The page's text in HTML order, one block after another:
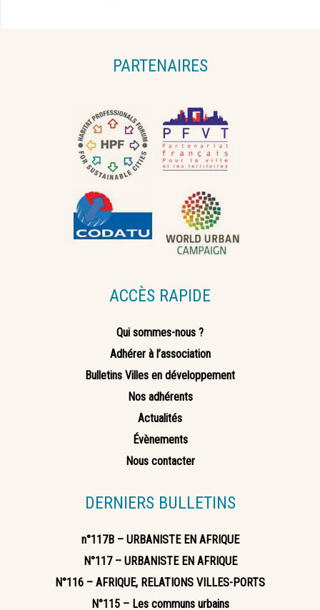
PARTENAIRES
ACCÈS RAPIDE
Qui sommes-nous ?
Adhérer à l’association
Bulletins Villes en développement
Nos adhérents
Actualités
Évènements
Nous contacter
DERNIERS BULLETINS
n°117B – URBANISTE EN AFRIQUE
N°117 – URBANISTE EN AFRIQUE
N°116 – AFRIQUE, RELATIONS VILLES-PORTS
N°115 – Les communs urbains